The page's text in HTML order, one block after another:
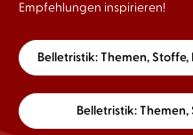
Empfehlungen inspirieren!
Belletristik: Themen,
Belletristik: